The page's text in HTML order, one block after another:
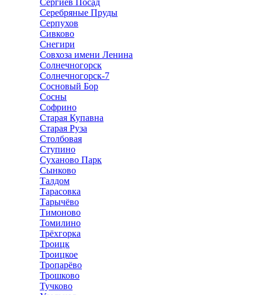
Сергиев Посад
Серебряные Пруды
Серпухов
Сивково
Снегири
Совхоза имени Ленина
Солнечногорск
Солнечногорск-7
Сосновый Бор
Сосны
Софрино
Старая Купавна
Старая Руза
Столбовая
Ступино
Суханово Парк
Сынково
Талдом
Тарасовка
Тарычёво
Тимоново
Томилино
Трёхгорка
Троицк
Троицкое
Тропарёво
Трошково
Тучково